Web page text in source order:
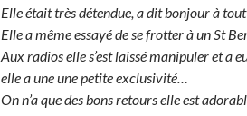
Elle était très détendue, a dit bonjour à
Elle a même essayé de se frotter à un St
Aux radios elle s’est laissé manipuler et a
elle a une une petite exclusivité…
On n’a que des bons retours elle est